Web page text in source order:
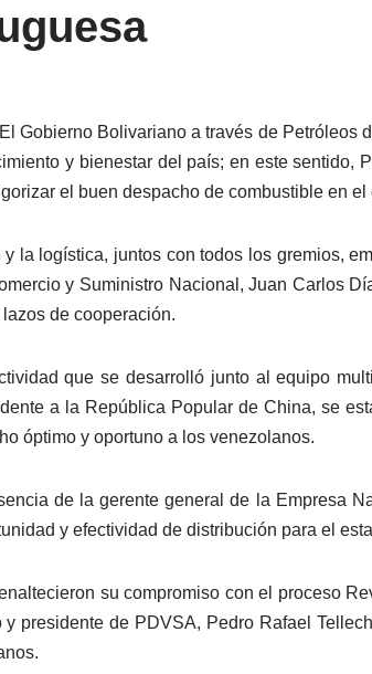
El Gobierno Bolivariano a través de Petróleos
y bienestar del país; en este
el buen despacho de combustible en el
y la logística, juntos con todos los gremios,
y Suministro Nacional, Juan Carlos
de cooperación.
que se desarrolló junto al equipo
a la República Popular de China, se
óptimo y oportuno a los venezolanos.
de la gerente general de la Empresa
y efectividad de distribución para el
su compromiso con el proceso
presidente de PDVSA, Pedro Rafael